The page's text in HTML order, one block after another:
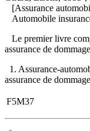
[Assurance
Automobile
Le premier livre
assurance de
1. Assurance-
assurance de
F5M37